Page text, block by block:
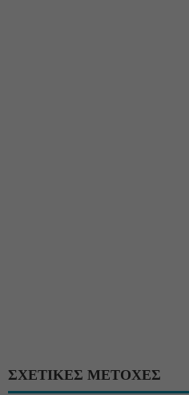
ΣΧΕΤΙΚΕΣ ΜΕΤΟΧΕΣ